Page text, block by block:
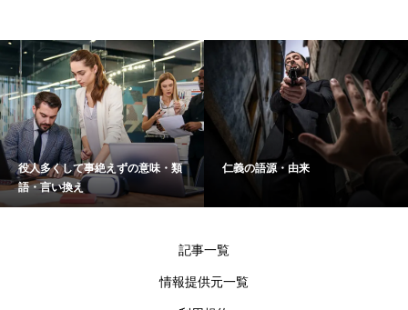
役人多くして事絶えずの意味・類
語・言い換え
仁義の語源・由来
記事一覧
情報提供元一覧